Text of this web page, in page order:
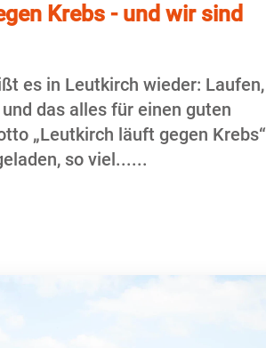
Krebs - und wir sind
es in Leutkirch wieder: Laufen,
das alles für einen guten
„Leutkirch läuft gegen Krebs“
so viel...